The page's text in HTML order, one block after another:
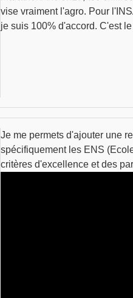
vise vraiment l'agro. Pour
je suis 100% d'accord. C'est
Je me permets d'ajouter une
spécifiquement les ENS
critères d'excellence et des